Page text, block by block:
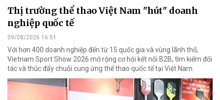
Thị trường thể thao Việt Nam "hút" doanh
nghiệp quốc tế
09/08/2026 16:51
Với hơn 400 doanh nghiệp đến từ 15 quốc gia và vùng lãnh thổ,
Vietnam Sport Show 2026 mở rộng cơ hội kết nối B2B, tìm kiếm đối
tác và thúc đẩy chuỗi cung ứng thể thao quốc tế tại Việt Nam.